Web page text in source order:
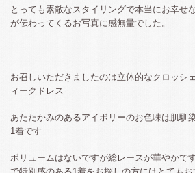
とっても素敵なスタイリングで本当にお幸せ
が伝わってくるお写真に感無量でした。
お召しいただきましたのは立体的なクロッシ
ィークドレス
あたたかみのあるアイボリーのお色味は肌馴
1着です
ボリュームはないですが総レースが華やかで